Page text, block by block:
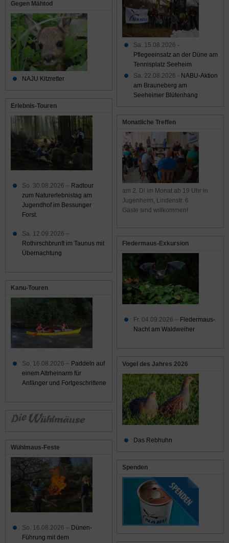
Sa. 15.08.2026 -
Pflegeeinsatz an der Düne am
Tennisplatz Seeheim
Sa. 22.08.2026 - NABU-Aktion
am Brauneberg am
Seeheimer Blütenhang
Monatliche Treffen
am 2. Di im Monat ab 19 Uhr in
Jugenheim, Lindenstr. 6
Gäste sind willkommen!
Fledermaus-Exkursion
Fr. 04.09.2026 – Fledermaus-
Nacht am Waldweiher
Vogel des Jahres 2026
Das Rebhuhn
Spenden
Gegen Mähtod
NAJU Kitzretter
Erlebnis-Touren
So. 30.08.2026 – Radtour
zum Naturerlebnistag am
Jugendhof im Bessunger
Forst.
Sa. 12.09.2026 –
Rothirschbrunft im Taunus mit
Übernachtung
Kanu-Touren
So. 16.08.2026 – Paddeln auf
einem Altrheinarm für
Anfänger und Fortgeschrittene
Wühlmaus-Feste
So. 16.08.2026 – Dünen-
Führung mit dem